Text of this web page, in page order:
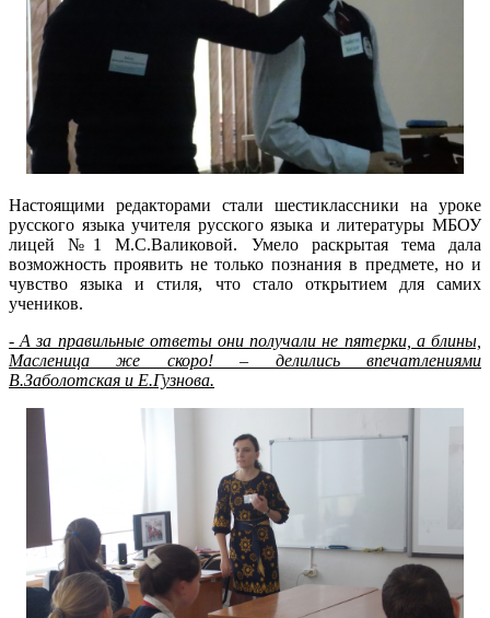
Настоящими редакторами стали шестиклассники на уроке
русского языка учителя русского языка и литературы МБОУ
лицей №1 М.С.Валиковой. Умело раскрытая тема дала
возможность проявить не только познания в предмете, но и
чувство языка и стиля, что стало открытием для самих
учеников.
- А за правильные ответы они получали не пятерки, а блины,
Масленица же скоро! – делились впечатлениями
В.Заболотская и Е.Гузнова.